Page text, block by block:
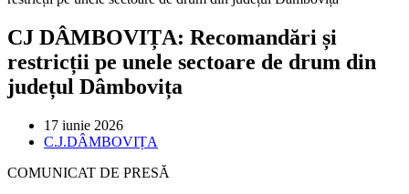
CJ DÂMBOVIȚA: Recomandări și
restricții pe unele sectoare de drum din
județul Dâmbovița
Post
published:
17 iunie 2026
Post
C.J.DÂMBOVIȚA
COMUNICAT DE PRESĂ